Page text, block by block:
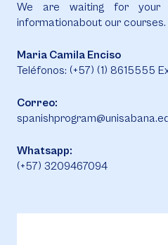
We are waiting for
informationabout our courses.
Maria Camila Enciso
Teléfonos: (+57) (1) 8615555
Correo:
Whatsapp:
(+57) 3209467094